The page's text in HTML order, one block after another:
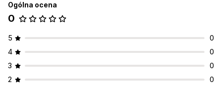
Ogólna ocena
0
5
0
4
0
3
0
2
0